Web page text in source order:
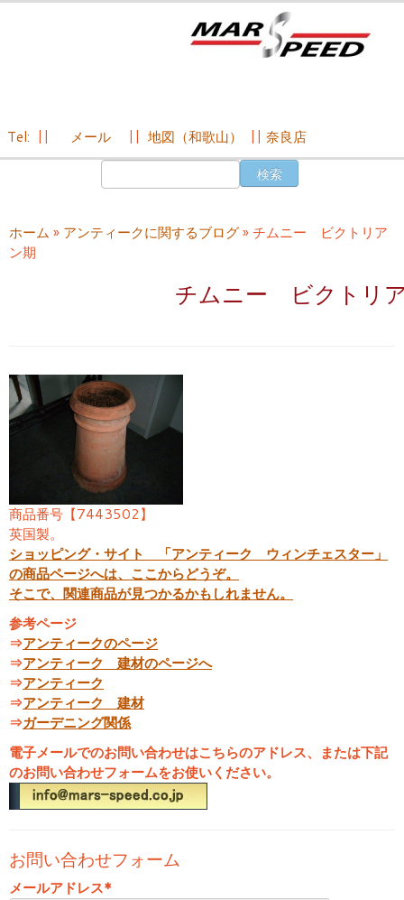
ン
ツ
Tel: メール 地図（和歌山） 奈良店
ホーム » アンティークに関するブログ» チムニー ビクトリア
ン期
チムニー ビクトリ
商品番号【7443502】
英国製。
ショッピング・サイト 「アンティーク ウィンチェスター」
の商品ページへは、ここからどうぞ。
そこで、関連商品が見つかるかもしれません。
参考ページ
⇒アンティークのページ
⇒アンティーク 建材のページへ
⇒アンティーク
⇒アンティーク 建材
⇒ガーデニング関係
電子メールでのお問い合わせはこちらのアドレス、または下記
のお問い合わせフォームをお使いください。
お問い合わせフォーム
メールアドレス*